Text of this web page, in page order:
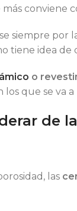
conviene
siempre por
tiene idea de
o
los que se va a
de
las